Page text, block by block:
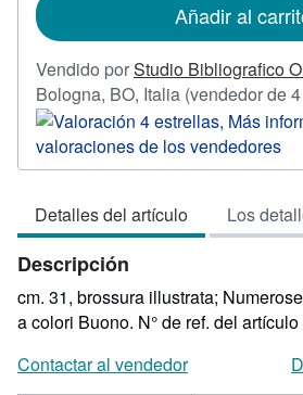
envío
Añadir al
Vendido porStudio Bibliografico
Bologna, BO, Italia (vendedor de
Detalles del artículo Los
Descripción
cm. 31, brossura illustrata;
a colori Buono. N° de ref. del
Contactar al vendedor